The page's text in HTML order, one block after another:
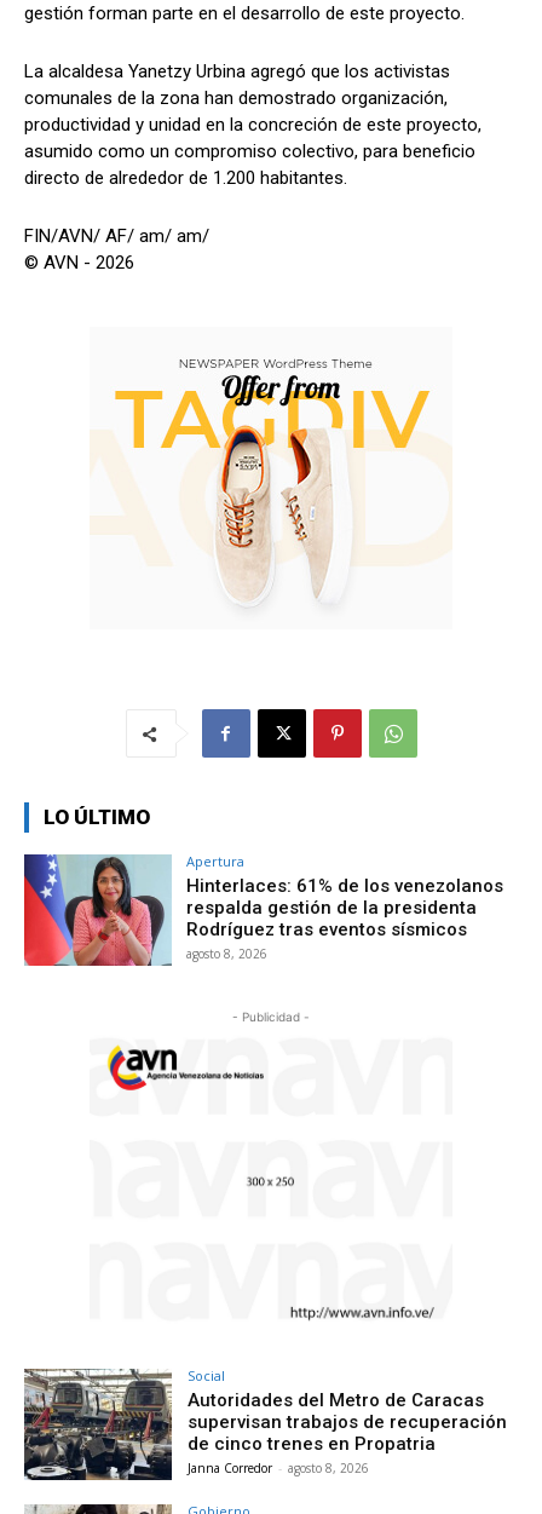
gestión forman parte en el desarrollo de este proyecto.
La alcaldesa Yanetzy Urbina agregó que los activistas
comunales de la zona han demostrado organización,
productividad y unidad en la concreción de este proyecto,
asumido como un compromiso colectivo, para beneficio
directo de alrededor de 1.200 habitantes.
FIN/AVN/ AF/ am/ am/
© AVN - 2026
LO ÚLTIMO
Apertura
Hinterlaces: 61% de los venezolanos
respalda gestión de la presidenta
Rodríguez tras eventos sísmicos
agosto 8, 2026
- Publicidad -
Social
Autoridades del Metro de Caracas
supervisan trabajos de recuperación
de cinco trenes en Propatria
Janna Corredor - agosto 8, 2026